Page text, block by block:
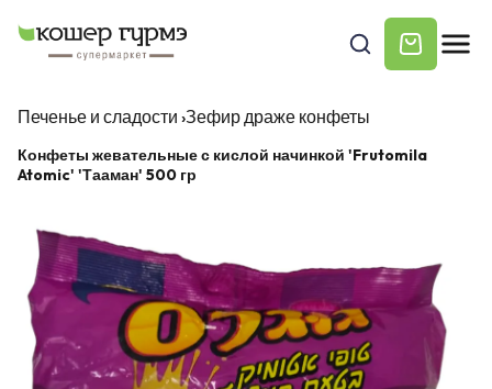
Печенье и сладости ›Зефир драже конфеты
Конфеты жевательные с кислой начинкой 'Frutomila
Atomic' 'Тааман' 500 гр